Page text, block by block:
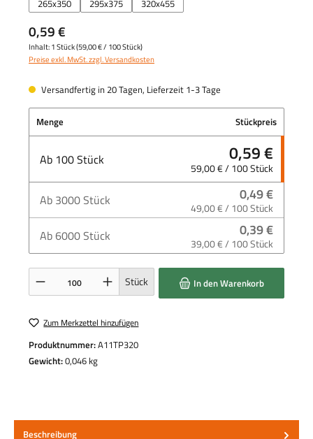
265x350
295x375 320x455
0,59 €
Inhalt:1 Stück(59,00 €/ 100 Stück)
Preise exkl. MwSt. zzgl. Versandkosten
Versandfertig in 20 Tagen, Lieferzeit 1-3 Tage
Menge Stückpreis
Ab 100Stück 0,59 €
59,00 € / 100 Stück
Ab 3000Stück 0,49 €
49,00 € / 100 Stück
Ab6000Stück 0,39 €
39,00 € / 100 Stück
Produkt Anzahl: Gib den gewünschten Wert ein oder benutze die Schaltflächen um
Stück In den Warenkorb
Zum Merkzettel hinzufügen
Produktnummer:A11TP320
Gewicht:0,046 kg
Beschreibung